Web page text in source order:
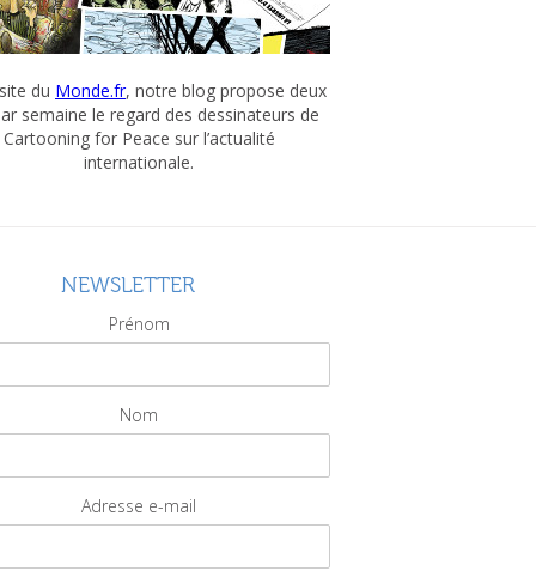
du Monde.fr, notre blog propose deux
semaine le regard des dessinateurs de
Cartooning for Peace sur l’actualité
internationale.
NEWSLETTER
Prénom
Nom
Adresse e-mail